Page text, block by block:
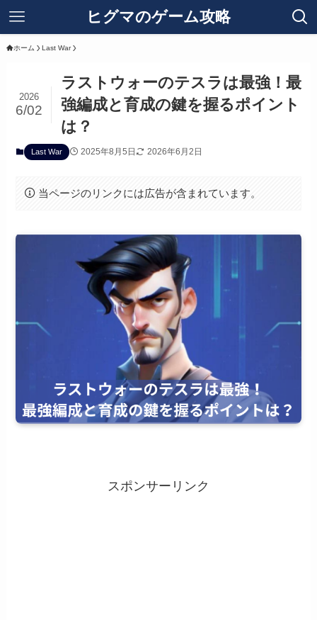
ヒグマのゲーム攻略
ホーム Last War
ラストウォーのテスラは最強！最
強編成と育成の鍵を握るポイント
は？
2026
6/02
Last War 2025年8月5日 2026年6月2日
当ページのリンクには広告が含まれています。
スポンサーリンク